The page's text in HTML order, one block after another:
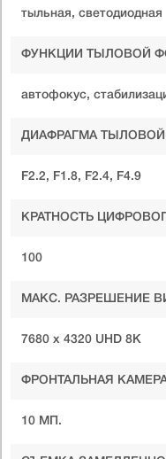
тыльная, светодиодная
ФУНКЦИИ ТЫЛОВОЙ
автофокус,
ДИАФРАГМА
F2.2, F1.8, F2.4, F4.9
КРАТНОСТЬ
100
МАКС. РАЗРЕШЕНИЕ
7680 x 4320 UHD 8K
ФРОНТАЛЬНАЯ
10 МП.